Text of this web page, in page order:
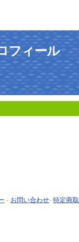
フィール
- お問い合わせ- 特定商